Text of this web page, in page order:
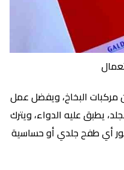
البخاخ، ويفضل عمل
يطبق عليه الدواء، ويترك
أي طفح جلدي أو حساسية